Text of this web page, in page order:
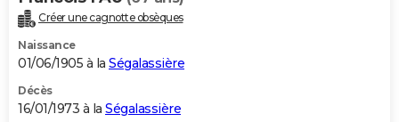
Créer une cagnotte obsèques
Naissance
01/06/1905 à la Ségalassière
Décès
16/01/1973 à la Ségalassière